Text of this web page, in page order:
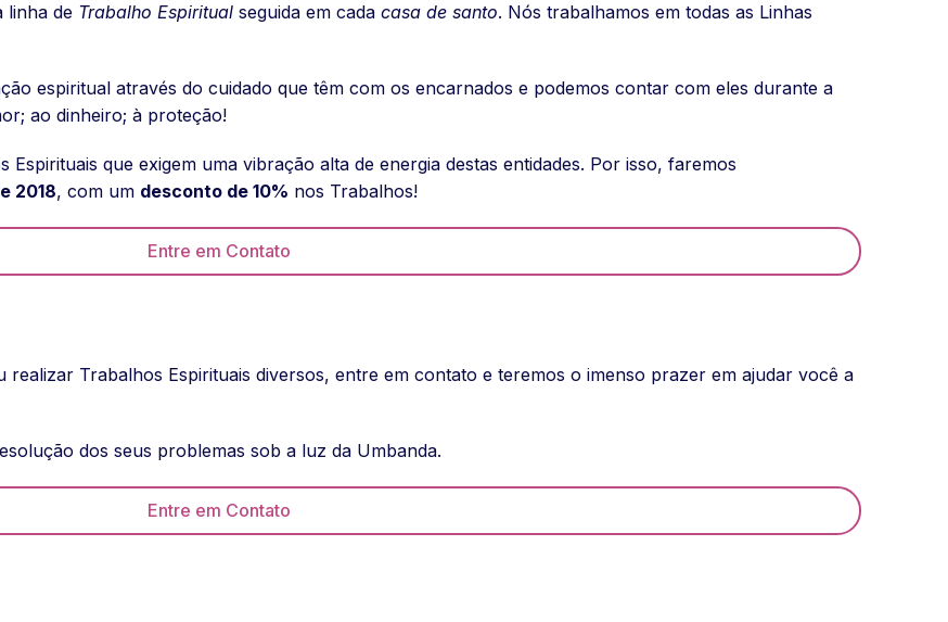
linha de Trabalho Espiritual seguida em cada casa de santo. Nós trabalhamos em todas as Linhas
espiritual através do cuidado que têm com os encarnados e podemos contar com eles durante a
ao dinheiro; à proteção!
que exigem uma vibração alta de energia destas entidades. Por isso, faremos
2018, com um desconto de 10% nos Trabalhos!
Entre em Contato
realizar Trabalhos Espirituais diversos, entre em contato e teremos o imenso prazer em ajudar você a
dos seus problemas sob a luz da Umbanda.
Entre em Contato